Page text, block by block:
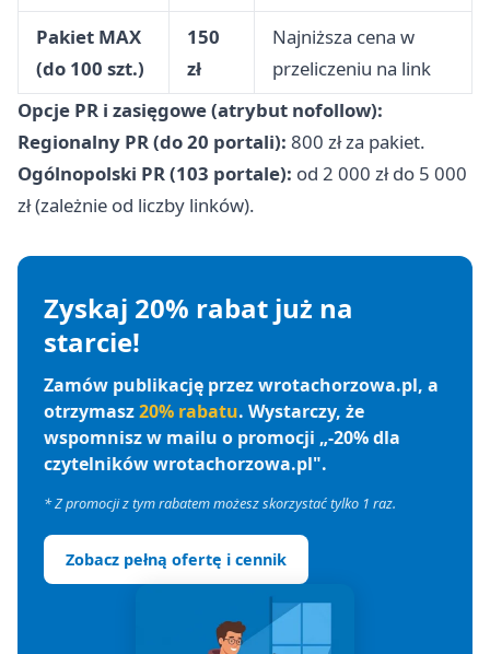
Pakiet MAX
(do 100 szt.)
150
zł
Najniższa cena w
przeliczeniu na link
Opcje PR i zasięgowe (atrybut nofollow):
Regionalny PR (do 20 portali): 800 zł za pakiet.
Ogólnopolski PR (103 portale): od 2 000 zł do 5 000
zł (zależnie od liczby linków).
Zyskaj 20% rabat już na
starcie!
Zamów publikację przez wrotachorzowa.pl, a
otrzymasz20% rabatu. Wystarczy, że
wspomnisz w mailu o promocji „-20% dla
czytelników wrotachorzowa.pl".
* Z promocji z tym rabatem możesz skorzystać tylko 1 raz.
Zobacz pełną ofertę i cennik